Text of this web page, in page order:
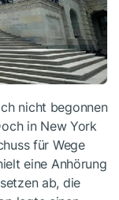
nicht begonnen
in New York
für Wege
eine Anhörung
ab, die